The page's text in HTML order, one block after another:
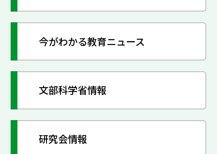
今がわかる教育ニュース
文部科学省情報
研究会情報